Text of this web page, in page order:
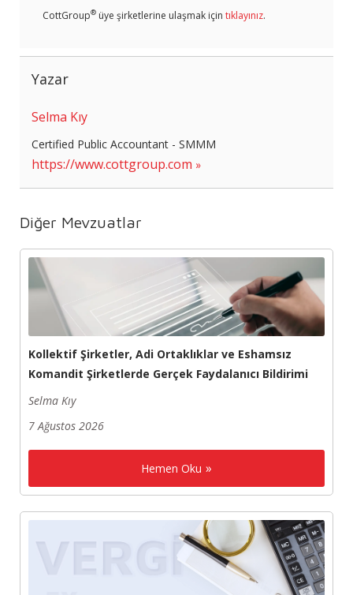
CottGroup® üye şirketlerine ulaşmak için tıklayınız.
Yazar
Selma Kıy
Certified Public Accountant - SMMM
https://www.cottgroup.com
Diğer Mevzuatlar
Kollektif Şirketler, Adi Ortaklıklar ve Eshamsız
Komandit Şirketlerde Gerçek Faydalanıcı Bildirimi
Selma Kıy
7 Ağustos 2026
Hemen Oku